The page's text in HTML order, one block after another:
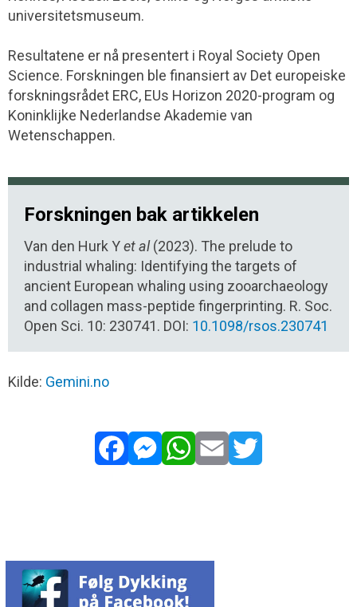
universitetsmuseum.
Resultatene er nå presentert i Royal Society Open
Science. Forskningen ble finansiert av Det europeiske
forskningsrådet ERC, EUs Horizon 2020-program og
Koninklijke Nederlandse Akademie van
Wetenschappen.
Forskningen bak artikkelen
Van den Hurk Yet al(2023). The prelude to
industrial whaling: Identifying the targets of
ancient European whaling using zooarchaeology
and collagen mass-peptide fingerprinting. R. Soc.
Open Sci. 10: 230741. DOI: 10.1098/rsos.230741
Kilde: Gemini.no